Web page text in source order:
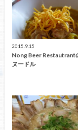
2015.9.15
Nong Beer Restautrant
ヌードル